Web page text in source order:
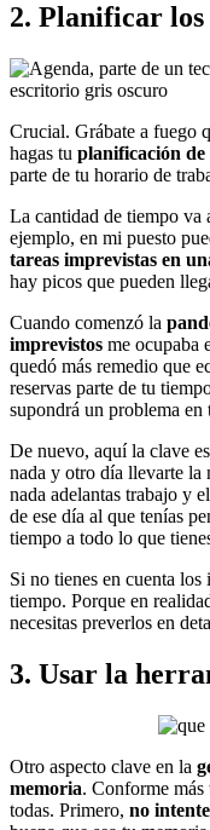
2. Planificar
Crucial. Grábate a fuego
hagas tu planificación de
parte de tu horario de
La cantidad de tiempo va
ejemplo, en mi puesto
tareas imprevistas en
hay picos que pueden
Cuando comenzó la
imprevistos me ocupaba
quedó más remedio que
reservas parte de tu
supondrá un problema en
De nuevo, aquí la clave
nada y otro día llevarte la
nada adelantas trabajo y
de ese día al que tenías
tiempo a todo lo que
Si no tienes en cuenta
tiempo. Porque en
necesitas preverlos en
3. Usar la
Otro aspecto clave en la
memoria. Conforme más
todas. Primero, no